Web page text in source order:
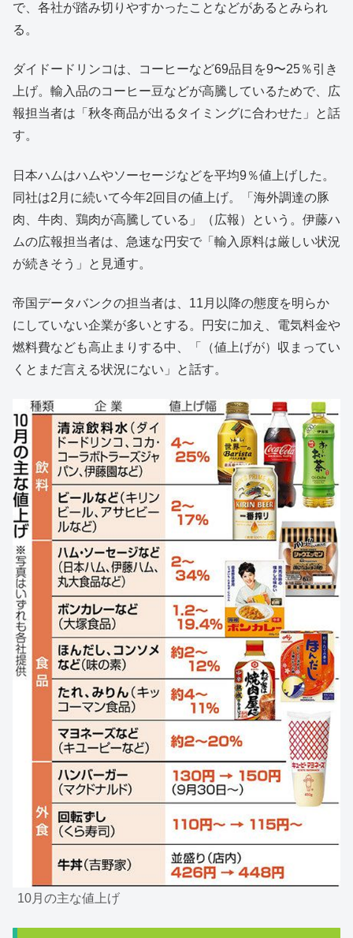
で、各社が踏み切りやすかったことなどがあるとみられ
る。
ダイドードリンコは、コーヒーなど69品目を9〜25％引き
上げ。輸入品のコーヒー豆などが高騰しているためで、広
報担当者は「秋冬商品が出るタイミングに合わせた」と話
す。
日本ハムはハムやソーセージなどを平均9％値上げした。
同社は2月に続いて今年2回目の値上げ。「海外調達の豚
肉、牛肉、鶏肉が高騰している」（広報）という。伊藤ハ
ムの広報担当者は、急速な円安で「輸入原料は厳しい状況
が続きそう」と見通す。
帝国データバンクの担当者は、11月以降の態度を明らか
にしていない企業が多いとする。円安に加え、電気料金や
燃料費なども高止まりする中、「（値上げが）収まってい
くとまだ言える状況にない」と話す。
10月の主な値上げ